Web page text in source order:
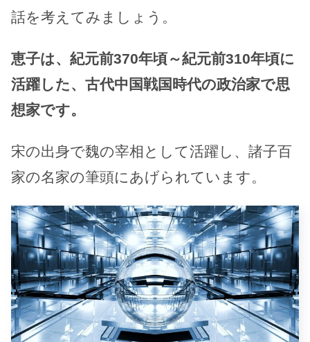
話を考えてみましょう。
恵子は、紀元前370年頃～紀元前310年頃に
活躍した、古代中国戦国時代の政治家で思
想家です。
宋の出身で魏の宰相として活躍し、諸子百
家の名家の筆頭にあげられています。